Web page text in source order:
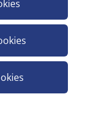
RIPIENO
40